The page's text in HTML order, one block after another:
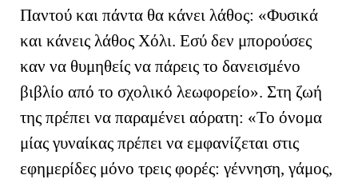
Παντού και πάντα θα κάνει λάθος: «Φυσικά
και κάνεις λάθος Χόλι. Εσύ δεν μπορούσες
καν να θυμηθείς να πάρεις το δανεισμένο
βιβλίο από το σχολικό λεωφορείο». Στη ζωή
της πρέπει να παραμένει αόρατη: «Το όνομα
μίας γυναίκας πρέπει να εμφανίζεται στις
εφημερίδες μόνο τρεις φορές: γέννηση, γάμος,